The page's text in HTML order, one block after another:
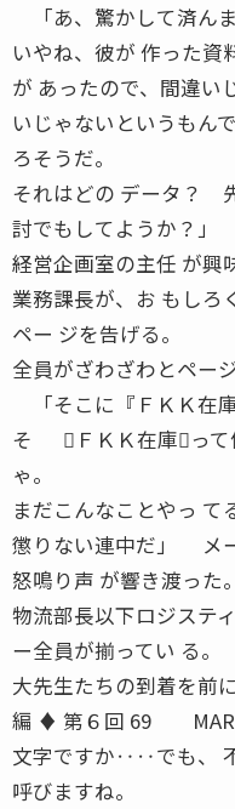
「あ、驚かして済んま
いやね、彼が 作った資
が あったので、間違い
いじゃないというも
ろそうだ。
それはどの データ？
討でもしてようか？」
経営企画室の主任 が興
業務課長が、お もしろ
ペー ジを告げる。
全員がざわざわとペー
「そこに『ＦＫＫ在
そ ＦＫＫ在庫って
ゃ。
まだこんなことやっ て
懲りない連中だ」 メ
怒鳴り声 が響き渡った。
物流部長以下ロジステ
ー全員が揃ってい る。
大先生たちの到着を前
編 ♦ 第６回 69
文字ですか‥‥でも、
呼びますね。